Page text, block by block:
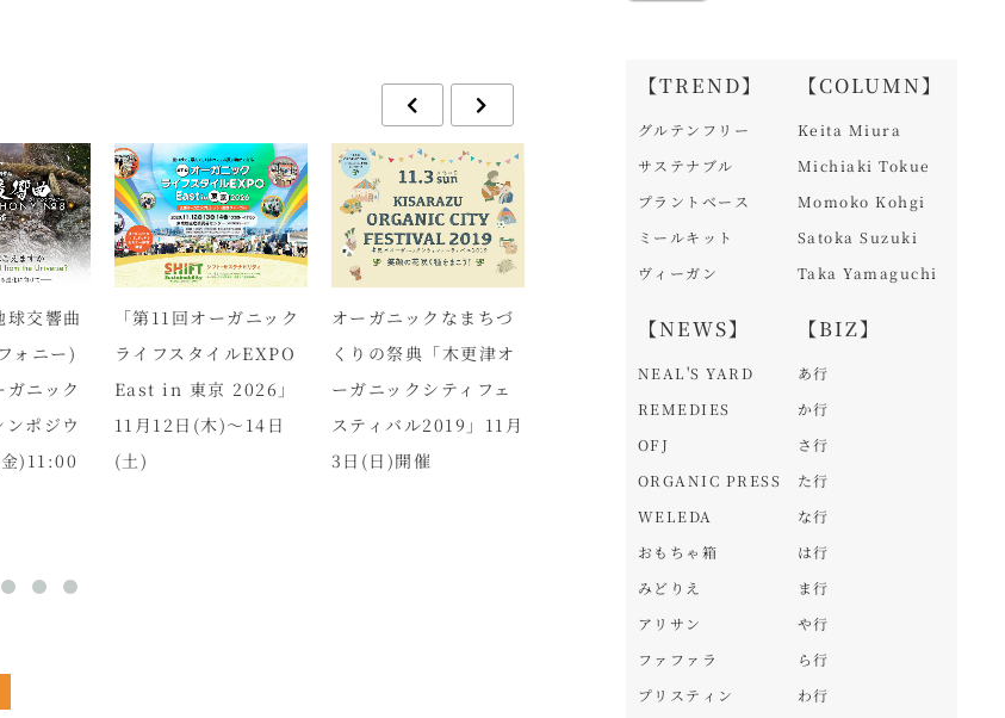
球交響曲
ォニー)
ニック
ンポジウ
)11:00
「第11回オーガニック
ライフスタイルEXPO
East in 東京 2026」
11月12日(木)～14日
(土)
オーガニックなまちづ
くりの祭典「木更津オ
ーガニックシティフェ
スティバル2019」11月
3日(日)開催
第2回「日本オーガニ
アーユルヴェーダでカ
【TREND】
グルテンフリー
サステナブル
プラントベース
ミールキット
ヴィーガン
【NEWS】
NEAL'S YARD
REMEDIES
OFJ
ORGANIC PRESS
WELEDA
おもちゃ箱
みどりえ
アリサン
ファファラ
プリスティン
【COLUMN】
Keita Miura
Michiaki Tokue
Momoko Kohgi
Satoka Suzuki
Taka Yamaguchi
【BIZ】
あ行
か行
さ行
た行
な行
は行
ま行
や行
ら行
わ行